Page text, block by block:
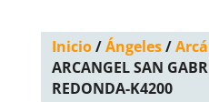
Inicio/Ángeles/
ARCANGEL SAN
REDONDA-K4200